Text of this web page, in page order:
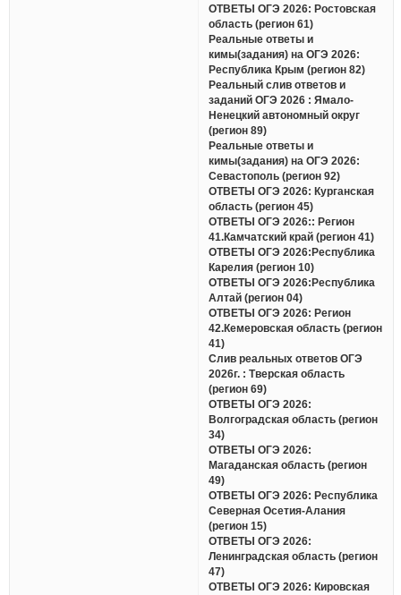
ОТВЕТЫ ОГЭ 2026: Ростовская
область (регион 61)
Реальные ответы и
кимы(задания) на ОГЭ 2026:
Республика Крым (регион 82)
Реальный слив ответов и
заданий ОГЭ 2026 : Ямало-
Ненецкий автономный округ
(регион 89)
Реальные ответы и
кимы(задания) на ОГЭ 2026:
Севастополь (регион 92)
ОТВЕТЫ ОГЭ 2026: Курганская
область (регион 45)
ОТВЕТЫ ОГЭ 2026:: Регион
41.Камчатский край (регион 41)
ОТВЕТЫ ОГЭ 2026:Республика
Карелия (регион 10)
ОТВЕТЫ ОГЭ 2026:Республика
Алтай (регион 04)
ОТВЕТЫ ОГЭ 2026: Регион
42.Кемеровская область (регион
41)
Слив реальных ответов ОГЭ
2026г. : Тверская область
(регион 69)
ОТВЕТЫ ОГЭ 2026:
Волгоградская область (регион
34)
ОТВЕТЫ ОГЭ 2026:
Магаданская область (регион
49)
ОТВЕТЫ ОГЭ 2026: Республика
Северная Осетия-Алания
(регион 15)
ОТВЕТЫ ОГЭ 2026:
Ленинградская область (регион
47)
ОТВЕТЫ ОГЭ 2026: Кировская